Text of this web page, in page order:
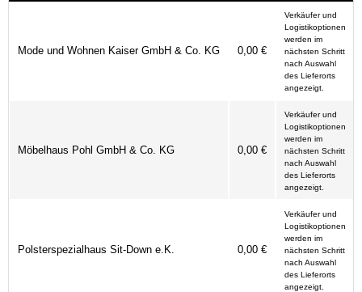
Mode und Wohnen Kaiser GmbH & Co. KG 0,00 €
Verkäufer und
Logistikoptionen
werden im
nächsten Schritt
nach Auswahl
des Lieferorts
angezeigt.
Möbelhaus Pohl GmbH & Co. KG 0,00 €
Verkäufer und
Logistikoptionen
werden im
nächsten Schritt
nach Auswahl
des Lieferorts
angezeigt.
Polsterspezialhaus Sit-Down e.K. 0,00 €
Verkäufer und
Logistikoptionen
werden im
nächsten Schritt
nach Auswahl
des Lieferorts
angezeigt.